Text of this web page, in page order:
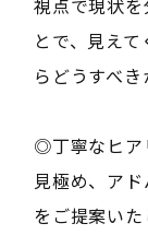
とで、見え
らどうすべき
◎丁寧なヒア
見極め、ア
をご提案いた